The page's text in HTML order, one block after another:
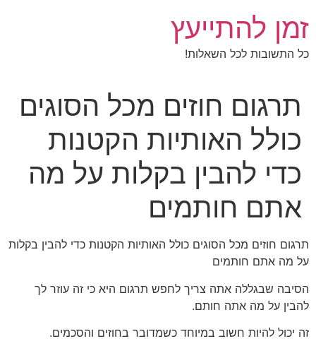
לתוכן
זמן להתייעץ
כל התשובות לכל השאלות!
תרגום חוזים מכל הסוגים
כולל האותיות הקטנות
כדי להבין בקלות על מה
אתם חותמים
תרגום חוזים מכל הסוגים כולל האותיות הקטנות כדי להבין בקלות
על מה אתם חותמים
הסיבה שבגללה אתה צריך לחפש תרגום היא כי זה עוזר לך
להבין על מה אתה חותם.
זה יכול להיות חשוב במיוחד כשמדובר בחוזים והסכמים.